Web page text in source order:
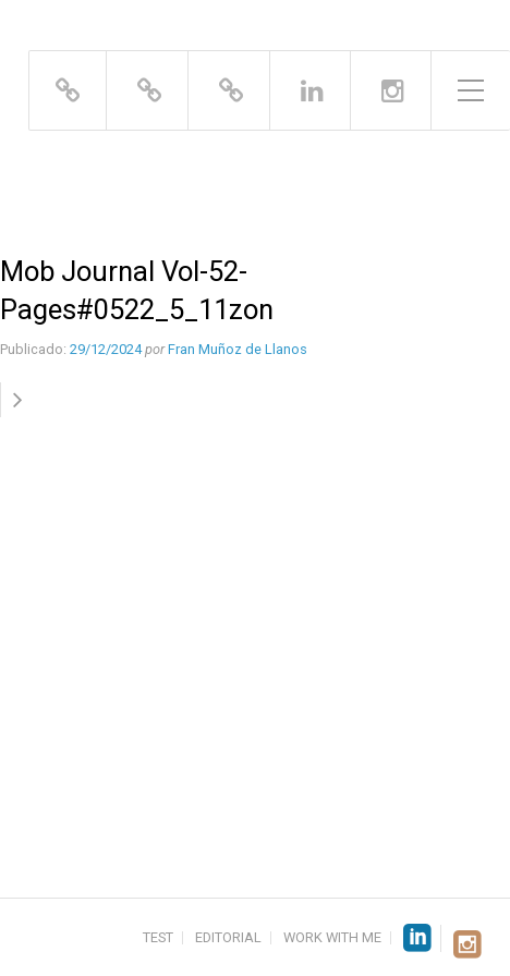
Alternar el menú lateral
Mob Journal Vol-52-
Pages#0522_5_11zon
Publicado: 29/12/2024 por Fran Muñoz de Llanos
TEST EDITORIAL WORK WITH ME